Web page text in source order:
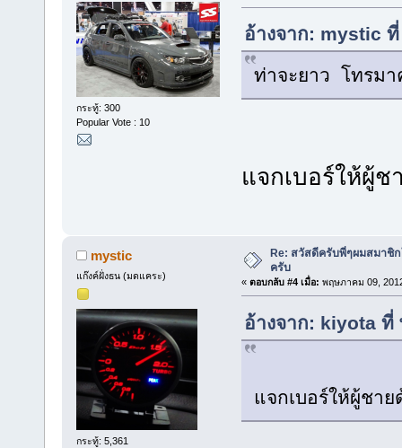
กระทู้: 300
Popular Vote : 10
อ้างจาก: mystic
ท่าจะยาว โทรมา
แจกเบอร์ให้ผู้
mystic
แก๊งค์ฝั่งธน (มดแคระ)
กระทู้: 5,361
Re: สวัสดีครับพี่ๆผมสมาชิ
ครับ
« ตอบกลับ #4 เมื่อ: พฤษภาคม 09,
อ้างจาก: kiyota ที่
แจกเบอร์ให้ผู้ชา